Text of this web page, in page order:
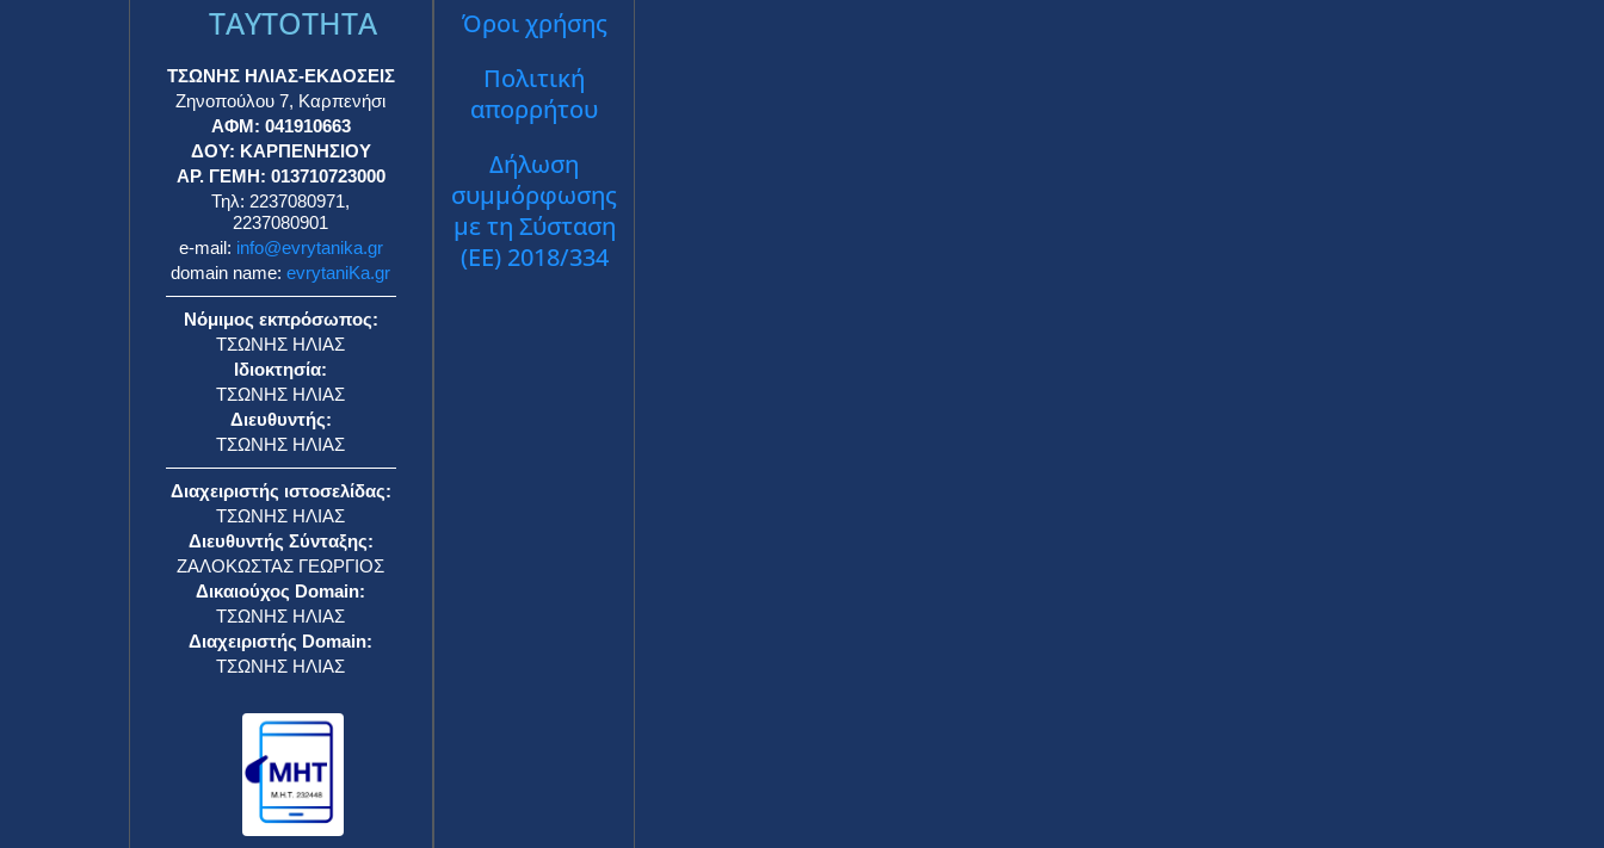
TAYTOTHTA
ΤΣΩΝΗΣ ΗΛΙΑΣ-ΕΚΔΟΣΕΙΣ
Ζηνοπούλου 7, Καρπενήσι
ΑΦΜ: 041910663
ΔΟΥ: ΚΑΡΠΕΝΗΣΙΟΥ
ΑΡ. ΓΕΜΗ: 013710723000
Τηλ: 2237080971,
2237080901
e-mail: info@evrytanika.gr
domain name:evrytaniKa.gr
Νόμιμος εκπρόσωπος:
ΤΣΩΝΗΣ ΗΛΙΑΣ
Ιδιοκτησία:
ΤΣΩΝΗΣ ΗΛΙΑΣ
Διευθυντής:
ΤΣΩΝΗΣ ΗΛΙΑΣ
Διαχειριστής ιστοσελίδας:
ΤΣΩΝΗΣ ΗΛΙΑΣ
Διευθυντής Σύνταξης:
ΖΑΛΟΚΩΣΤΑΣ ΓΕΩΡΓΙΟΣ
Δικαιούχος Domain:
ΤΣΩΝΗΣ ΗΛΙΑΣ
Διαχειριστής Domain:
ΤΣΩΝΗΣ ΗΛΙΑΣ
Όροι χρήσης
Πολιτική
απορρήτου
Δήλωση
συμμόρφωσης
με τη Σύσταση
(ΕΕ) 2018/334